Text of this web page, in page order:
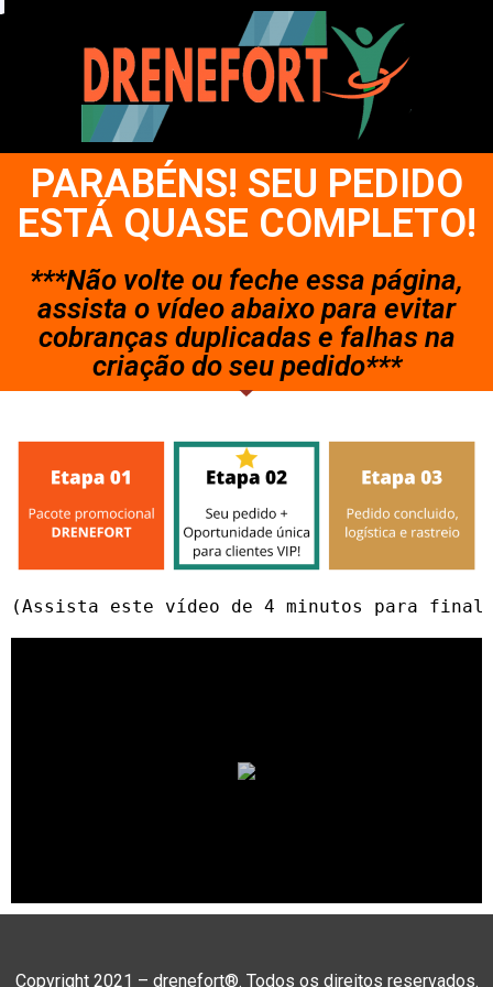
PARABÉNS! SEU PEDIDO
ESTÁ QUASE COMPLETO!
***Não volte ou feche essa página,
assista o vídeo abaixo para evitar
cobranças duplicadas e falhas na
criação do seu pedido***
(Assista este vídeo de 4 minutos para
Copyright 2021 – drenefort®. Todos os direitos reservados.